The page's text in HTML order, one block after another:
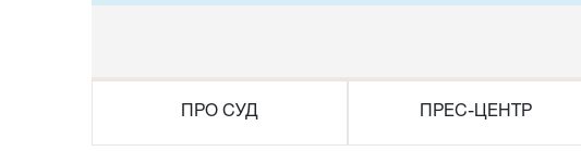
ПРО СУД ПРЕС-ЦЕНТР